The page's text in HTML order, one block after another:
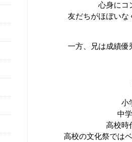
心身にコ
友だちがほぼいな
一方、兄は成績優
小
中
高校時
高校の文化祭では